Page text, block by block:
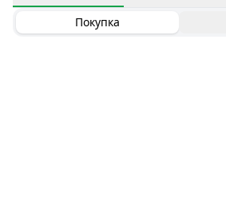
Покупка